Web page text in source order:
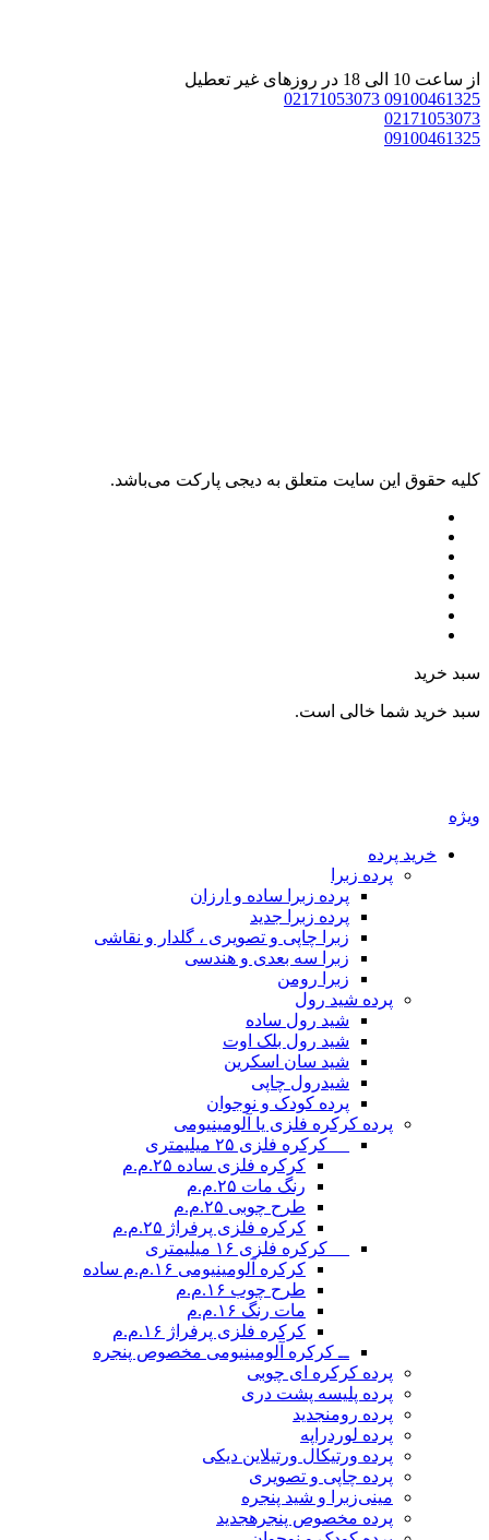
الی 18 در روزهای غیر تعطیل
02171053073
حقوق اين سايت متعلق به دیجی پارکت می‌باشد.
خرید
خرید شما خالی است.
خرید پرده
پرده زبرا
پرده زبرا ساده و ارزان
پرده زبرا جدید
زبرا چاپی و تصویری ، گلدار و نقاشی
زبرا سه بعدی و هندسی
زبرا رومن
پرده شید رول
شید رول ساده
شید رول بلک اوت
شید سان اسکرین
شیدرول چاپی
پرده کودک و نوجوان
پرده کرکره فلزی یا آلومینیومی
__ کرکره فلزی ۲۵ میلیمتری
کرکره فلزی ساده ۲۵.م.م
رنگ مات ۲۵.م.م
طرح چوبی ۲۵.م.م
کرکره فلزی پرفراژ ۲۵.م.م
__ کرکره فلزی ۱۶ میلیمتری
کرکره آلومینیومی ۱۶.م.م ساده
طرح چوب ۱۶.م.م
مات رنگ ۱۶.م.م
کرکره فلزی پرفراژ ۱۶.م.م
ــ کرکره آلومینیومی مخصوص پنجره
پرده کرکره ای چوبی
پرده پلیسه پشت دری
پرده رومنجدید
پرده لوردراپه
پرده ورتیکال ورتیلاین دیکی
پرده چاپی و تصویری
مینی‌زبرا و شید پنجره
پرده مخصوص پنجرهجدید